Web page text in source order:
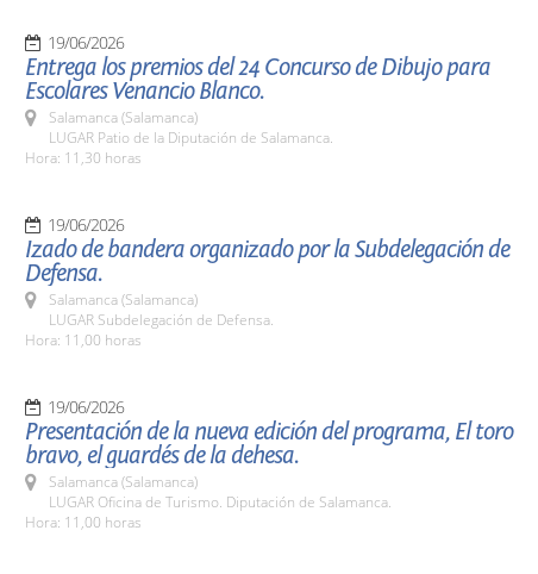
19/06/2026
Entrega los premios del 24 Concurso de Dibujo para
Escolares Venancio Blanco.
Salamanca (Salamanca)
LUGAR Patio de la Diputación de Salamanca.
Hora: 11,30 horas
19/06/2026
Izado de bandera organizado por la Subdelegación de
Defensa.
Salamanca (Salamanca)
LUGAR Subdelegación de Defensa.
Hora: 11,00 horas
19/06/2026
Presentación de la nueva edición del programa, El toro
bravo, el guardés de la dehesa.
Salamanca (Salamanca)
LUGAR Oficina de Turismo. Diputación de Salamanca.
Hora: 11,00 horas